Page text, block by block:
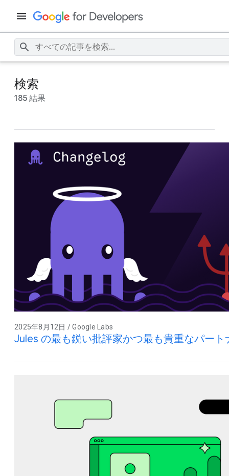
検索
185 結果
2025年8月12日 / Google Labs
Jules の最も鋭い批評家かつ最も貴重なパート